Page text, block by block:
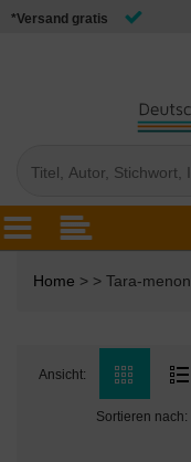
*Versand gratis
Home > > Tara-menon
Ansicht:
Sortieren nach: